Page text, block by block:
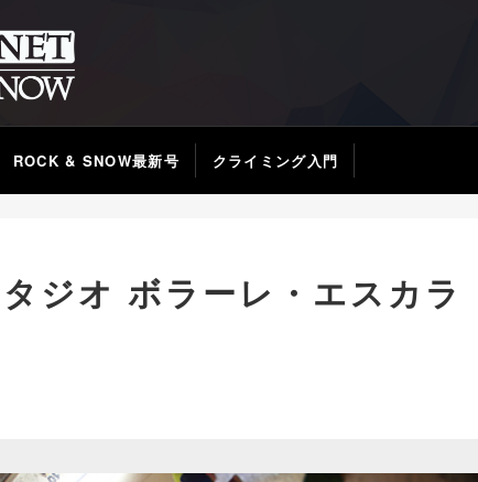
ROCK & SNOW最新号 クライミング入門
ジオ ボラーレ・エスカラ